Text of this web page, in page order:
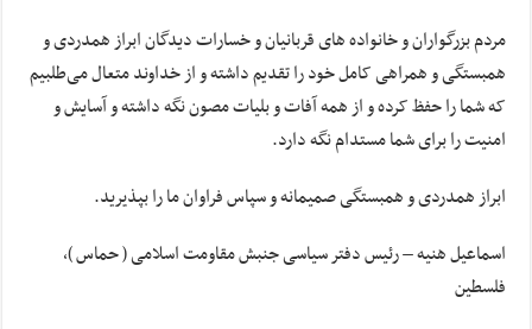
مردم بزرگواران و خانواده های قربانیان و خسارات دیدگان ابراز همدردی و
همبستگی و همراهی کامل خود را تقدیم داشته و از خداوند متعال می‌طلبیم
که شما را حفظ کرده و از همه آفات و بلیات مصون نگه داشته و آسایش و
امنیت را برای شما مستدام نگه دارد.
ابراز همدردی و همبستگی صمیمانه و سپاس فراوان ما را بپذیرید.
اسماعیل هنیه – رئیس دفتر سیاسی جنبش مقاومت اسلامی ( حماس )،
فلسطین